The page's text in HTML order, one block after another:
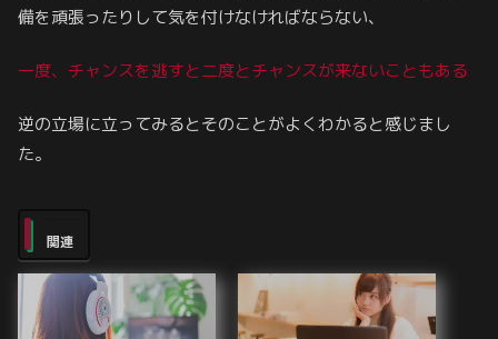
備を頑張ったりして気を付けなければならない、
一度、チャンスを逃すと二度とチャンスが来ないこともある
逆の立場に立ってみるとそのことがよくわかると感じまし
た。
関連